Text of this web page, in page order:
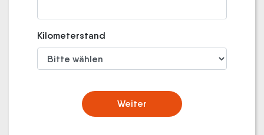
Kilometerstand
Weiter